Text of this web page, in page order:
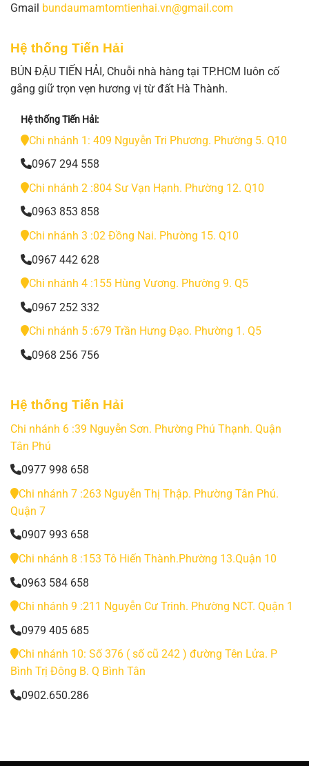
Gmail bundaumamtomtienhai.vn@gmail.com
Hệ thống Tiến Hải
BÚN ĐẬU TIẾN HẢI, Chuỗi nhà hàng tại TP.HCM luôn cố
gắng giữ trọn vẹn hương vị từ đất Hà Thành.
Hệ thống Tiến Hải:
Chi nhánh 1: 409 Nguyễn Tri Phương. Phường 5. Q10
0967 294 558
Chi nhánh 2 :804 Sư Vạn Hạnh. Phường 12. Q10
0963 853 858
Chi nhánh 3 :02 Đồng Nai. Phường 15. Q10
0967 442 628
Chi nhánh 4 :155 Hùng Vương. Phường 9. Q5
0967 252 332
Chi nhánh 5 :679 Trần Hưng Đạo. Phường 1. Q5
0968 256 756
Hệ thống Tiến Hải
Chi nhánh 6 :39 Nguyễn Sơn. Phường Phú Thạnh. Quận
Tân Phú
0977 998 658
Chi nhánh 7 :263 Nguyễn Thị Thập. Phường Tân Phú.
Quận 7
0907 993 658
Chi nhánh 8 :153 Tô Hiến Thành.Phường 13.Quận 10
0963 584 658
Chi nhánh 9 :211 Nguyễn Cư Trinh. Phường NCT. Quận 1
0979 405 685
Chi nhánh 10: Số 376 ( số cũ 242 ) đường Tên Lửa. P
Bình Trị Đông B. Q Bình Tân
0902.650.286